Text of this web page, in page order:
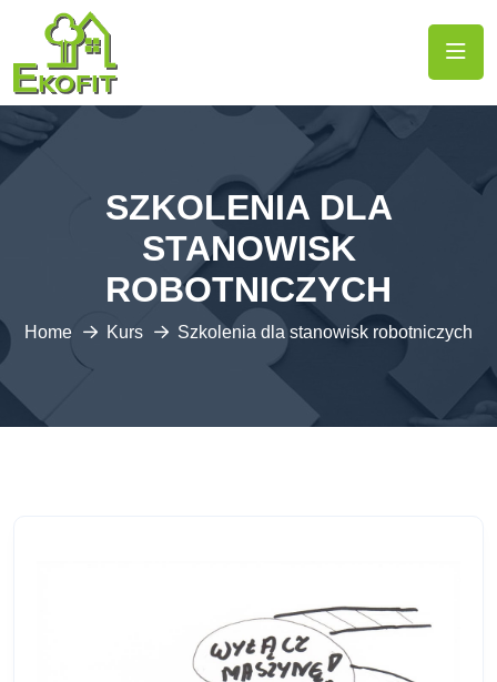
SZKOLENIA DLA
STANOWISK
ROBOTNICZYCH
Home Kurs Szkolenia dla stanowisk robotniczych